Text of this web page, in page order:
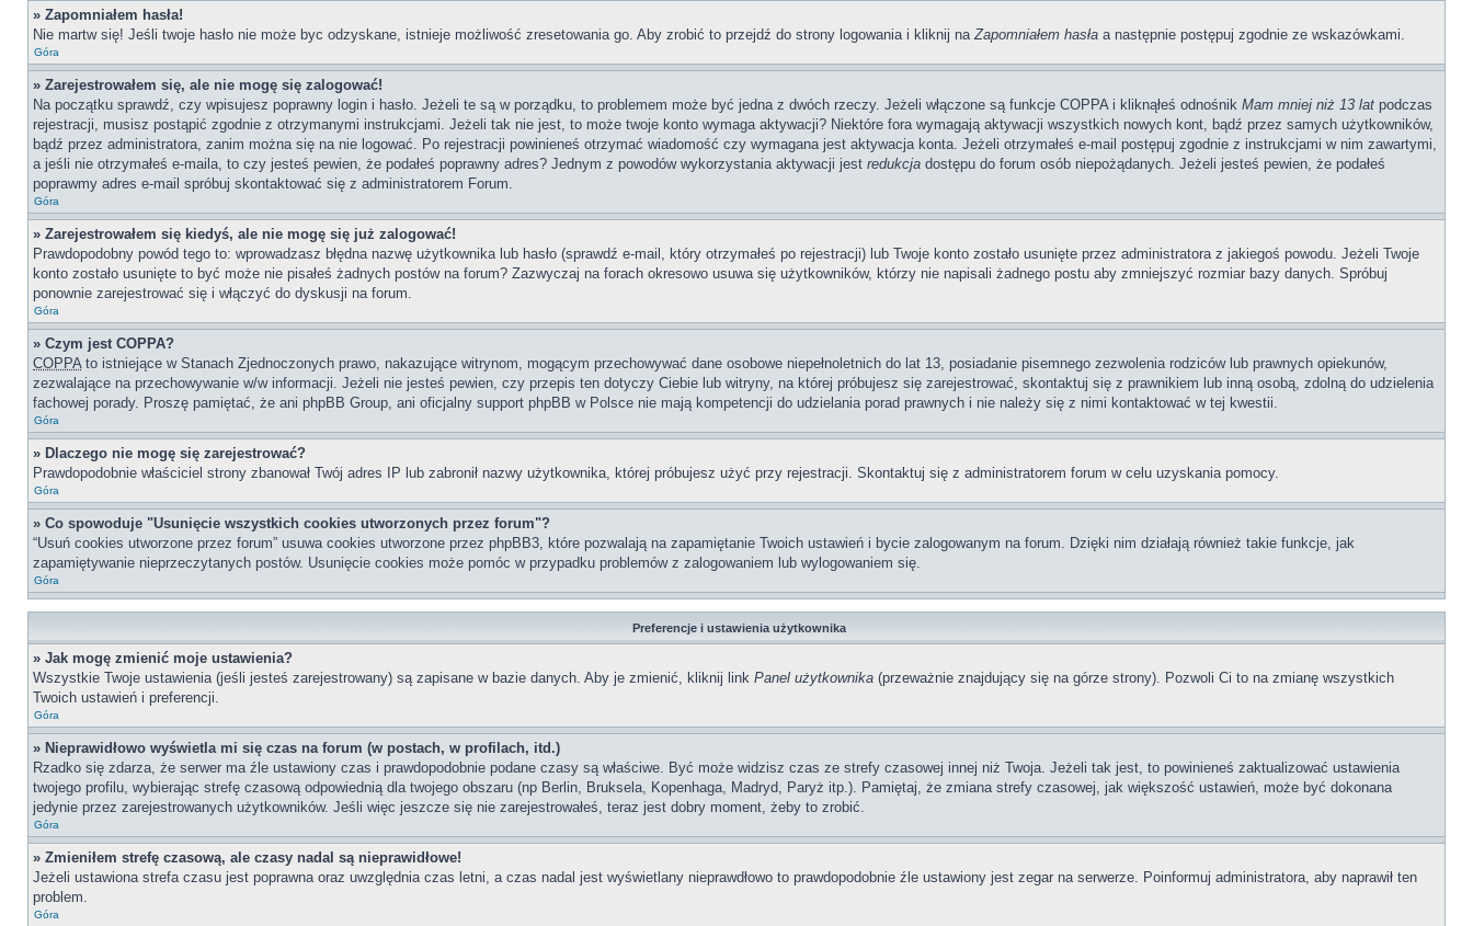
» Zapomniałem hasła!
Nie martw się! Jeśli twoje hasło nie może byc odzyskane, istnieje możliwość zresetowania go. Aby zrobić to przejdź do strony logowania i kliknij naZapomniałem hasła a następnie postępuj zgodnie ze wskazówkami.
Góra
» Zarejestrowałem się, ale nie mogę się zalogować!
Na początku sprawdź, czy wpisujesz poprawny login i hasło. Jeżeli te są w porządku, to problemem może być jedna z dwóch rzeczy. Jeżeli włączone są funkcje COPPA i kliknąłeś odnośnik Mam mniej niż 13 lat podczas
rejestracji, musisz postąpić zgodnie z otrzymanymi instrukcjami. Jeżeli tak nie jest, to może twoje konto wymaga aktywacji? Niektóre fora wymagają aktywacji wszystkich nowych kont, bądź przez samych użytkowników,
bądź przez administratora, zanim można się na nie logować. Po rejestracji powinieneś otrzymać wiadomość czy wymagana jest aktywacja konta. Jeżeli otrzymałeś e-mail postępuj zgodnie z instrukcjami w nim zawartymi,
a jeśli nie otrzymałeś e-maila, to czy jesteś pewien, że podałeś poprawny adres? Jednym z powodów wykorzystania aktywacji jest redukcja dostępu do forum osób niepożądanych. Jeżeli jesteś pewien, że podałeś
poprawmy adres e-mail spróbuj skontaktować się z administratorem Forum.
Góra
» Zarejestrowałem się kiedyś, ale nie mogę się już zalogować!
Prawdopodobny powód tego to: wprowadzasz błędna nazwę użytkownika lub hasło (sprawdź e-mail, który otrzymałeś po rejestracji) lub Twoje konto zostało usunięte przez administratora z jakiegoś powodu. Jeżeli Twoje
konto zostało usunięte to być może nie pisałeś żadnych postów na forum? Zazwyczaj na forach okresowo usuwa się użytkowników, którzy nie napisali żadnego postu aby zmniejszyć rozmiar bazy danych. Spróbuj
ponownie zarejestrować się i włączyć do dyskusji na forum.
Góra
» Czym jest COPPA?
COPPAto istniejące w Stanach Zjednoczonych prawo, nakazujące witrynom, mogącym przechowywać dane osobowe niepełnoletnich do lat 13, posiadanie pisemnego zezwolenia rodziców lub prawnych opiekunów,
zezwalające na przechowywanie w/w informacji. Jeżeli nie jesteś pewien, czy przepis ten dotyczy Ciebie lub witryny, na której próbujesz się zarejestrować, skontaktuj się z prawnikiem lub inną osobą, zdolną do udzielenia
fachowej porady. Proszę pamiętać, że ani phpBB Group, ani oficjalny support phpBB w Polsce nie mają kompetencji do udzielania porad prawnych i nie należy się z nimi kontaktować w tej kwestii.
Góra
» Dlaczego nie mogę się zarejestrować?
Prawdopodobnie właściciel strony zbanował Twój adres IP lub zabronił nazwy użytkownika, której próbujesz użyć przy rejestracji. Skontaktuj się z administratorem forum w celu uzyskania pomocy.
Góra
» Co spowoduje "Usunięcie wszystkich cookies utworzonych przez forum"?
“Usuń cookies utworzone przez forum” usuwa cookies utworzone przez phpBB3, które pozwalają na zapamiętanie Twoich ustawień i bycie zalogowanym na forum. Dzięki nim działają również takie funkcje, jak
zapamiętywanie nieprzeczytanych postów. Usunięcie cookies może pomóc w przypadku problemów z zalogowaniem lub wylogowaniem się.
Góra
Preferencje i ustawienia użytkownika
» Jak mogę zmienić moje ustawienia?
Wszystkie Twoje ustawienia (jeśli jesteś zarejestrowany) są zapisane w bazie danych. Aby je zmienić, kliknij link Panel użytkownika (przeważnie znajdujący się na górze strony). Pozwoli Ci to na zmianę wszystkich
Twoich ustawień i preferencji.
Góra
» Nieprawidłowo wyświetla mi się czas na forum (w postach, w profilach, itd.)
Rzadko się zdarza, że serwer ma źle ustawiony czas i prawdopodobnie podane czasy są właściwe. Być może widzisz czas ze strefy czasowej innej niż Twoja. Jeżeli tak jest, to powinieneś zaktualizować ustawienia
twojego profilu, wybierając strefę czasową odpowiednią dla twojego obszaru (np Berlin, Bruksela, Kopenhaga, Madryd, Paryż itp.). Pamiętaj, że zmiana strefy czasowej, jak większość ustawień, może być dokonana
jedynie przez zarejestrowanych użytkowników. Jeśli więc jeszcze się nie zarejestrowałeś, teraz jest dobry moment, żeby to zrobić.
Góra
» Zmieniłem strefę czasową, ale czasy nadal są nieprawidłowe!
Jeżeli ustawiona strefa czasu jest poprawna oraz uwzględnia czas letni, a czas nadal jest wyświetlany nieprawdłowo to prawdopodobnie źle ustawiony jest zegar na serwerze. Poinformuj administratora, aby naprawił ten
problem.
Góra